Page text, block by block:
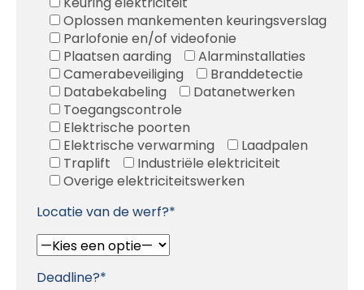
Oplossen mankementen keuringsverslag
Parlofonie en/of videofonie
Plaatsen aarding
Alarminstallaties
Camerabeveiliging
Branddetectie
Databekabeling
Datanetwerken
Toegangscontrole
Elektrische poorten
Elektrische verwarming
Laadpalen
Traplift
Industriële elektriciteit
Overige elektriciteitswerken
Locatie van de werf?*
Deadline?*